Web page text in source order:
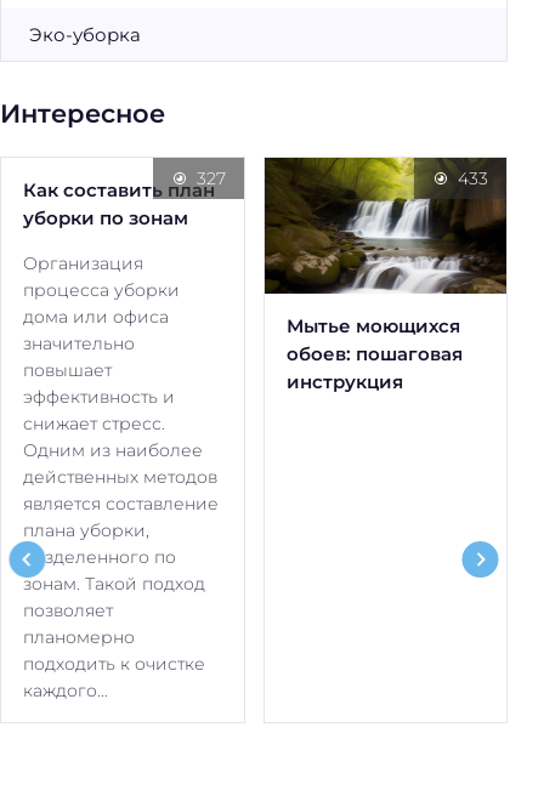
Эко-уборка
Интересное
Как составить план
уборки по зонам
Организация
процесса уборки
дома или офиса
значительно
повышает
эффективность и
снижает стресс.
Одним из наиболее
действенных методов
является составление
плана уборки,
разделенного по
зонам. Такой подход
позволяет
планомерно
подходить к очистке
каждого...
327
Мытье моющихся
обоев: пошаговая
инструкция
433